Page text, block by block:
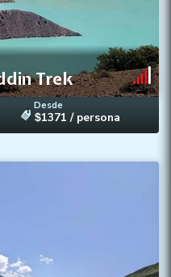
Trek
Desde
$1371 / persona